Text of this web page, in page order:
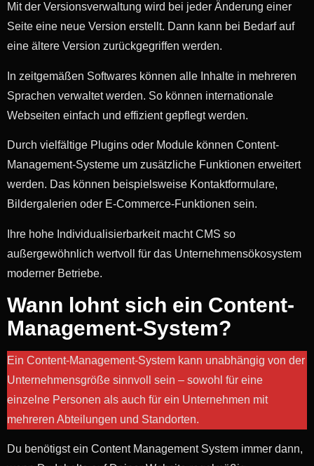
Mit der Versionsverwaltung wird bei jeder Änderung einer
Seite eine neue Version erstellt. Dann kann bei Bedarf auf
eine ältere Version zurückgegriffen werden.
In zeitgemäßen Softwares können alle Inhalte in mehreren
Sprachen verwaltet werden. So können internationale
Webseiten einfach und effizient gepflegt werden.
Durch vielfältige Plugins oder Module können Content-
Management-Systeme um zusätzliche Funktionen erweitert
werden. Das können beispielsweise Kontaktformulare,
Bildergalerien oder E-Commerce-Funktionen sein.
Ihre hohe Individualisierbarkeit macht CMS so
außergewöhnlich wertvoll für das Unternehmensökosystem
moderner Betriebe.
Wann lohnt sich ein Content-
Management-System?
Ein Content-Management-System kann unabhängig von der
Unternehmensgröße sinnvoll sein – sowohl für eine
einzelne Personen als auch für ein Unternehmen mit
mehreren Abteilungen und Standorten.
Du benötigst ein Content Management System immer dann,